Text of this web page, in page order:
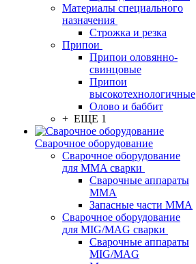
Материалы специального
назначения
Строжка и резка
Припои
Припои оловянно-
свинцовые
Припои
высокотехнологичные
Олово и баббит
+ ЕЩЕ 1
Сварочное оборудование
Сварочное оборудование
для MMA сварки
Сварочные аппараты
MMA
Запасные части MMA
Сварочное оборудование
для MIG/MAG сварки
Сварочные аппараты
MIG/MAG